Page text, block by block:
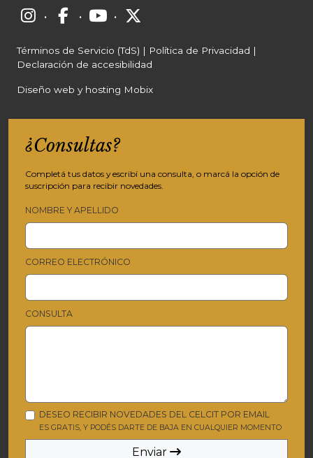
· · ·
Términos de Servicio (TdS) | Política de Privacidad |
Declaración de accesibilidad
Diseño web y hosting Mobix
¿Consultas?
Completá tus datos y escribí una consulta, o marcá la opción de
suscripción para recibir novedades.
NOMBRE Y APELLIDO
CORREO ELECTRÓNICO
CONSULTA
DESEO RECIBIR NOVEDADES DEL CELCIT POR EMAIL
ES GRATIS, Y PODÉS DARTE DE BAJA EN CUALQUIER MOMENTO
Enviar